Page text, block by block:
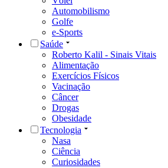
Automobilismo
Golfe
e-Sports
Saúde
Roberto Kalil - Sinais Vitais
Alimentação
Exercícios Físicos
Vacinação
Câncer
Drogas
Obesidade
Tecnologia
Nasa
Ciência
Curiosidades